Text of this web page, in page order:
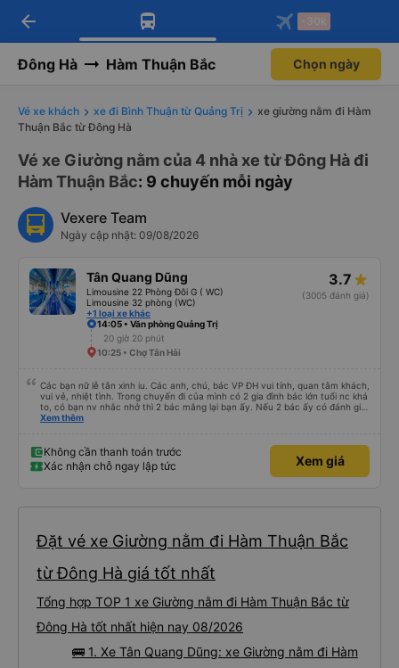
Tải app Vexere ngay!
Nhận ưu đãi thành viên độc
Mở app
Tải app Vexere
-30k/ghế khi đặt vé máy bay qua
Mở app
arrow_back -30k
Đông Hà Hàm Thuận Bắc Chọn ngày
Vé xe khách xe đi Bình Thuận từ Quảng Trị
xe giường nằm đi Hàm
Thuận Bắc từ Đông Hà
Vé xe Giường nằm của 4 nhà xe từ Đông Hà đi
Hàm Thuận Bắc: 9 chuyến mỗi ngày
Vexere Team
Ngày cập nhật: 09/08/2026
Tân Quang Dũng
Limousine 22 Phòng Đôi G ( WC)
Limousine 32 phòng (WC)
+1 loại xe khác
3.7
(3005 đánh giá)
14:05 • Văn phòng Quảng Trị
20 giờ 20 phút
10:25 • Chợ Tân Hải
Các bạn nữ lễ tân xinh iu. Các anh, chú, bác VP ĐH vui tính, quan tâm khách,
vui vẻ, nhiệt tình. Trong chuyến đi của mình có 2 gia đình bác lớn tuổi nc khá
to, có bạn nv nhắc nhở thì 2 bác mắng lại bạn ấy. Nếu 2 bác ấy có đánh giá
xấu thì mình ngược lại nha. Bạn ấy nhắc nhở rất đúng. 2 bác nói rất to. To
bạn ấy nha. Nếu bạn ấy bị trừ thì bảo bạn ấy liên hệ sđt của mình, mình hỗ
trợ ạ. Số mình đuôi 666, chuyến ĐH-NT ngày 16/1. À các bạn nữ lễ tân xinh
iu còn đổi cho mình phòng đơn sang đôi xong còn note là (một mình) yêu
Xem thêm
Không cần thanh toán trước
Xác nhận chỗ ngay lập tức
Xem giá
Đặt vé xe Giường nằm đi Hàm Thuận Bắc
từ Đông Hà giá tốt nhất
Tổng hợp TOP 1 xe Giường nằm đi Hàm Thuận Bắc từ
Đông Hà tốt nhất hiện nay 08/2026
🚌 1. Xe Tân Quang Dũng: xe Giường nằm đi Hàm